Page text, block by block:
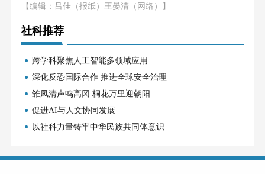
【编辑：吕佳（报纸）王晏清（网络）】
社科推荐
跨学科聚焦人工智能多领域应用
深化反恐国际合作 推进全球安全治理
雏凤清声鸣高冈 桐花万里迎朝阳
促进AI与人文协同发展
以社科力量铸牢中华民族共同体意识